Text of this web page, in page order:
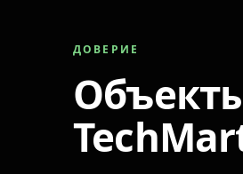
ДОВЕРИЕ